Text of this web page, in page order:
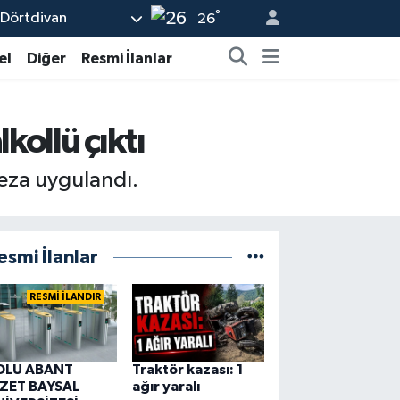
Dörtdivan 26°
Diğer Resmi İlanlar
çıktı
uygulandı.
İlanlar
RESMİ İLANDIR
ABANT
BAYSAL
Traktör kazası: 1
ağır yaralı